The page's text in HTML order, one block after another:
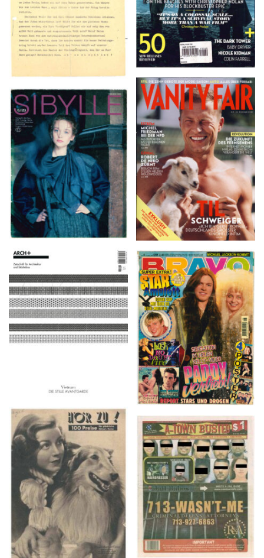
VANITY FAIR – Nr. 7 –
8. Februar 2007
SIBYLLE 6/89
ARCH+ Nr. 226, Herbst
2016
BRAVO – Nr. 8, 13. Febr.
1997
HÖR ZU! – 1949,
NUMMER 10, Woche
vom 27. Februar bis 05.
März
A-TOWN BUSTED –
8/15/16–9/1/16